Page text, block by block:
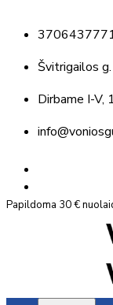
Švitrigailos
Dirbame I-V,
Papildoma 30 €